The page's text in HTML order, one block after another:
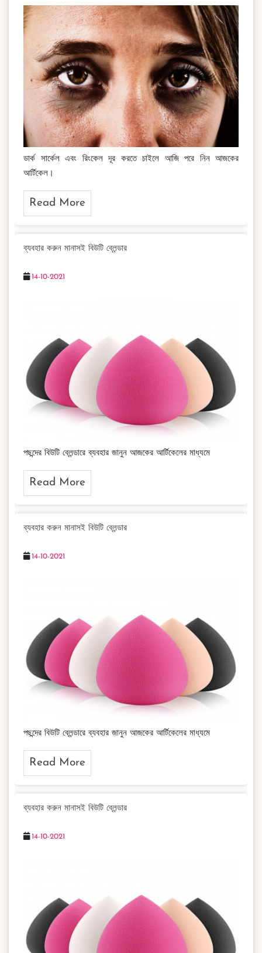
ডার্ক সার্কেল এবং রিংকেল দূর করতে চাইলে আজি পরে নিন আজকের
আর্টিকেল।
Read More
ব্যবহার করুন মানাসই বিউটি ব্লেন্ডার
14-10-2021
পছন্দের বিউটি ব্লেন্ডারে ব্যবহার জানুন আজকের আর্টিকেলের মাধ্যমে
Read More
ব্যবহার করুন মানাসই বিউটি ব্লেন্ডার
14-10-2021
পছন্দের বিউটি ব্লেন্ডারে ব্যবহার জানুন আজকের আর্টিকেলের মাধ্যমে
Read More
ব্যবহার করুন মানাসই বিউটি ব্লেন্ডার
14-10-2021